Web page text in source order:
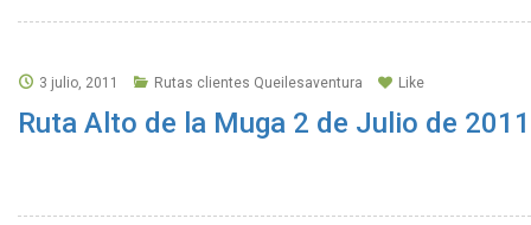
3 julio, 2011 Rutas clientes Queilesaventura Like
Ruta Alto de la Muga 2 de Julio de 2011